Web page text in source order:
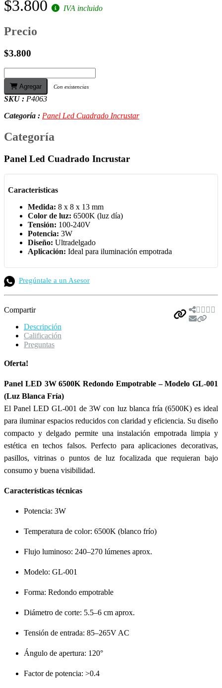
$3.800 IVA incluido
Precio
$3.800
Agregar Con existencias
SKU : P4063
Categoría : Panel Led Cuadrado Incrustar
Categoría
Panel Led Cuadrado Incrustar
Caracteristicas
Medida: 8 x 8 x 13 mm
Color de luz: 6500K (luz día)
Tensión: 100-240V
Potencia: 3W
Diseño: Ultradelgado
Aplicación: Ideal para iluminación empotrada
Pregúntale a un Asesor
Compartir
Descripción
Calificación
Preguntas
Oferta!
Panel LED 3W 6500K Redondo Empotrable – Modelo GL-001
(Luz Blanca Fría)
El Panel LED GL-001 de 3W con luz blanca fría (6500K) es ideal
para iluminar espacios reducidos con claridad y eficiencia. Su diseño
compacto y delgado permite una instalación empotrada limpia y
estética en techos falsos. Perfecto para aplicaciones decorativas,
pasillos, vitrinas o puntos de luz focalizada que requieran bajo
consumo y buena visibilidad.
Características técnicas
Potencia: 3W
Temperatura de color: 6500K (blanco frío)
Flujo luminoso: 240–270 lúmenes aprox.
Modelo: GL-001
Forma: Redondo empotrable
Diámetro de corte: 5.5–6 cm aprox.
Tensión de entrada: 85–265V AC
Ángulo de apertura: 120°
Factor de potencia: >0.4